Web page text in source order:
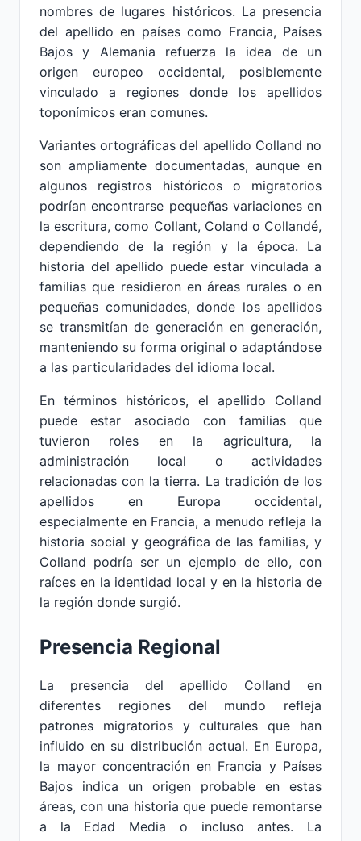
nombres de lugares históricos. La presencia
del apellido en países como Francia, Países
Bajos y Alemania refuerza la idea de un
origen europeo occidental, posiblemente
vinculado a regiones donde los apellidos
toponímicos eran comunes.
Variantes ortográficas del apellido Colland no
son ampliamente documentadas, aunque en
algunos registros históricos o migratorios
podrían encontrarse pequeñas variaciones en
la escritura, como Collant, Coland o Collandé,
dependiendo de la región y la época. La
historia del apellido puede estar vinculada a
familias que residieron en áreas rurales o en
pequeñas comunidades, donde los apellidos
se transmitían de generación en generación,
manteniendo su forma original o adaptándose
a las particularidades del idioma local.
En términos históricos, el apellido Colland
puede estar asociado con familias que
tuvieron roles en la agricultura, la
administración local o actividades
relacionadas con la tierra. La tradición de los
apellidos en Europa occidental,
especialmente en Francia, a menudo refleja la
historia social y geográfica de las familias, y
Colland podría ser un ejemplo de ello, con
raíces en la identidad local y en la historia de
la región donde surgió.
Presencia Regional
La presencia del apellido Colland en
diferentes regiones del mundo refleja
patrones migratorios y culturales que han
influido en su distribución actual. En Europa,
la mayor concentración en Francia y Países
Bajos indica un origen probable en estas
áreas, con una historia que puede remontarse
a la Edad Media o incluso antes. La